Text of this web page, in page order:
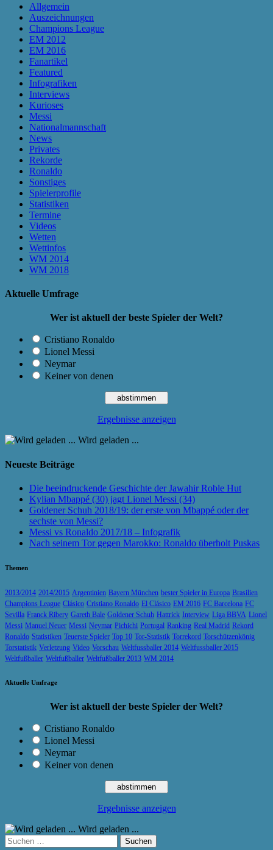
Allgemein
Auszeichnungen
Champions League
EM 2012
EM 2016
Fanartikel
Featured
Infografiken
Interviews
Kurioses
Messi
Nationalmannschaft
News
Privates
Rekorde
Ronaldo
Sonstiges
Spielerprofile
Statistiken
Termine
Videos
Wetten
Wettinfos
WM 2014
WM 2018
Aktuelle Umfrage
Wer ist aktuell der beste Spieler der Welt?
Cristiano Ronaldo
Lionel Messi
Neymar
Keiner von denen
Ergebnisse anzeigen
Wird geladen ...
Neueste Beiträge
Die beeindruckende Geschichte der Jawahir Roble Hut
Kylian Mbappé (30) jagt Lionel Messi (34)
Goldener Schuh 2018/19: der erste von Mbappé oder der
sechste von Messi?
Messi vs Ronaldo 2017/18 – Infografik
Nach seinem Tor gegen Marokko: Ronaldo überholt Puskas
Themen
2013/2014 2014/2015 Argentinien Bayern München bester Spieler in Europa Brasilien
Champions League Clásico Cristiano Ronaldo El Clásico EM 2016 FC Barcelona FC
Sevilla Franck Ribery Gareth Bale Goldener Schuh Hattrick Interview Liga BBVA Lionel
Messi Manuel Neuer Messi Neymar Pichichi Portugal Ranking Real Madrid Rekord
Ronaldo Statistiken Teuerste Spieler Top 10 Tor-Statistik Torrekord Torschützenkönig
Torstatistik Verletzung Video Vorschau Weltfussballer 2014 Weltfussballer 2015
Weltfußballer Weltfußballer Weltfußballer 2013 WM 2014
Aktuelle Umfrage
Wer ist aktuell der beste Spieler der Welt?
Cristiano Ronaldo
Lionel Messi
Neymar
Keiner von denen
Ergebnisse anzeigen
Wird geladen ...
Suchen